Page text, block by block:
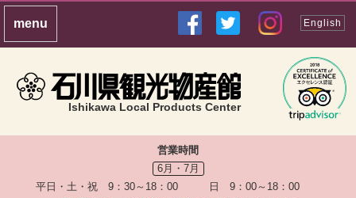
Ishikawa Local Products Center
English
営業時間
6月・7月
平日・土・祝 9：30～18：00 日 9：00～18：00